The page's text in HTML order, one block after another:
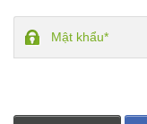
Mật khẩu*